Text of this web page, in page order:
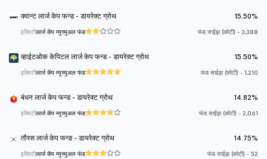
क्वान्ट लार्ज केप फन्ड - डायरेक्ट ग्रोथ 15.50%
इक्विटीलार्ज कॅप म्युच्युअल फंड फंड साईझ (कोटी) - 3,388
व्हाईटओक केपिटल लार्ज केप फन्ड - डायरेक्ट ग्रोथ 15.50%
इक्विटीलार्ज कॅप म्युच्युअल फंड फंड साईझ (कोटी) - 1,210
बंधन लार्ज केप फन्ड - डायरेक्ट ग्रोथ 14.82%
इक्विटीलार्ज कॅप म्युच्युअल फंड फंड साईझ (कोटी) - 2,061
तौरस लार्ज केप फन्ड - डायरेक्ट ग्रोथ 14.75%
इक्विटीलार्ज कॅप म्युच्युअल फंड फंड साईझ (कोटी) - 52